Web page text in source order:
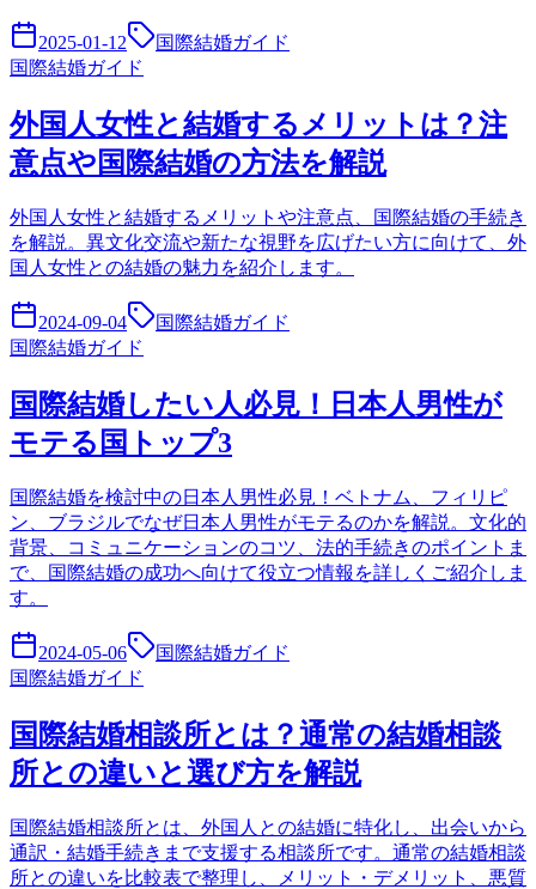
2025-01-12
国際結婚ガイド
国際結婚ガイド
外国人女性と結婚するメリットは？注
意点や国際結婚の方法を解説
外国人女性と結婚するメリットや注意点、国際結婚の手続き
を解説。異文化交流や新たな視野を広げたい方に向けて、外
国人女性との結婚の魅力を紹介します。
2024-09-04
国際結婚ガイド
国際結婚ガイド
国際結婚したい人必見！日本人男性が
モテる国トップ3
国際結婚を検討中の日本人男性必見！ベトナム、フィリピ
ン、ブラジルでなぜ日本人男性がモテるのかを解説。文化的
背景、コミュニケーションのコツ、法的手続きのポイントま
で、国際結婚の成功へ向けて役立つ情報を詳しくご紹介しま
す。
2024-05-06
国際結婚ガイド
国際結婚ガイド
国際結婚相談所とは？通常の結婚相談
所との違いと選び方を解説
国際結婚相談所とは、外国人との結婚に特化し、出会いから
通訳・結婚手続きまで支援する相談所です。通常の結婚相談
所との違いを比較表で整理し、メリット・デメリット、悪質